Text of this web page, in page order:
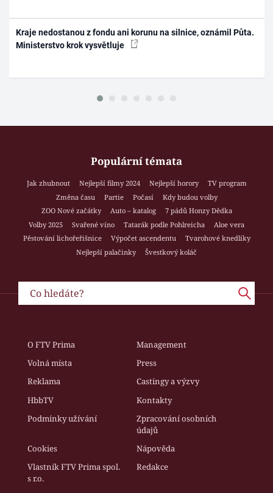
Kraje nedostanou z fondu ani korunu na silnice, oznámil Půta.
Ministerstvo krok vysvětluje
Populární témata
Jak zhubnout Nejlepší filmy 2024 Nejlepší horory
TV program
Změna času
Partie Počasí
Kdy budou volby
ZOO Nové začátky
Auto – katalog
7 pádů Honzy Dědka
Volby 2025
Svařené víno Tatarák podle Pohlreicha
Aloe vera
Pěstování lichořeřišnice
Výpočet ascendentu
Tvarohové knedlíky
Nejlepší palačinky
Švestkový koláč
O FTV Prima
Management
Volná místa
Press
Reklama
Castingy a výzvy
HbbTV
Kontakty
Podmínky užívání
Zpracování osobních
údajů
Cookies
Nápověda
Vlastník FTV Prima spol.
s r.o.
Redakce